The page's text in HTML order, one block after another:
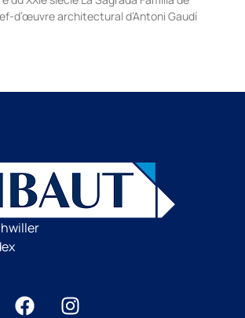
d’œuvre architectural d’Antoni Gaudí